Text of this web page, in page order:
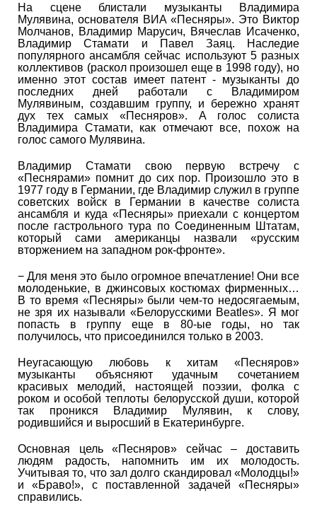
На сцене блистали музыканты Владимира
Мулявина, основателя ВИА «Песняры». Это Виктор
Молчанов, Владимир Марусич, Вячеслав Исаченко,
Владимир Стамати и Павел Заяц. Наследие
популярного ансамбля сейчас используют 5 разных
коллективов (раскол произошел еще в 1998 году), но
именно этот состав имеет патент - музыканты до
последних дней работали с Владимиром
Мулявиным, создавшим группу, и бережно хранят
дух тех самых «Песняров». А голос солиста
Владимира Стамати, как отмечают все, похож на
голос самого Мулявина.
Владимир Стамати свою первую встречу с
«Песнярами» помнит до сих пор. Произошло это в
1977 году в Германии, где Владимир служил в группе
советских войск в Германии в качестве солиста
ансамбля и куда «Песняры» приехали с концертом
после гастрольного тура по Соединенным Штатам,
который сами американцы назвали «русским
вторжением на западном рок-фронте».
− Для меня это было огромное впечатление! Они все
молоденькие, в джинсовых костюмах фирменных…
В то время «Песняры» были чем-то недосягаемым,
не зря их называли «Белорусскими Beatles». Я мог
попасть в группу еще в 80-ые годы, но так
получилось, что присоединился только в 2003.
Неугасающую любовь к хитам «Песняров»
музыканты объясняют удачным сочетанием
красивых мелодий, настоящей поэзии, фолка с
роком и особой теплоты белорусской души, которой
так проникся Владимир Мулявин, к слову,
родившийся и выросший в Екатеринбурге.
Основная цель «Песняров» сейчас – доставить
людям радость, напомнить им их молодость.
Учитывая то, что зал долго скандировал «Молодцы!»
и «Браво!», с поставленной задачей «Песняры»
справились.